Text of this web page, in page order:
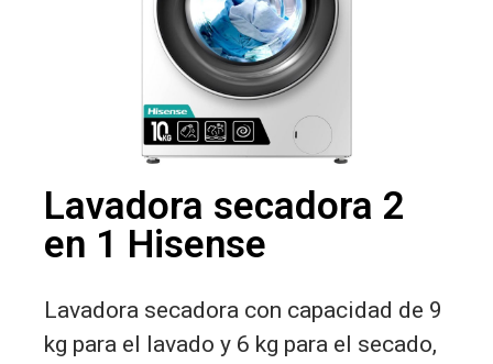
Lavadora secadora 2
en 1 Hisense
Lavadora secadora con capacidad de 9
kg para el lavado y 6 kg para el secado,